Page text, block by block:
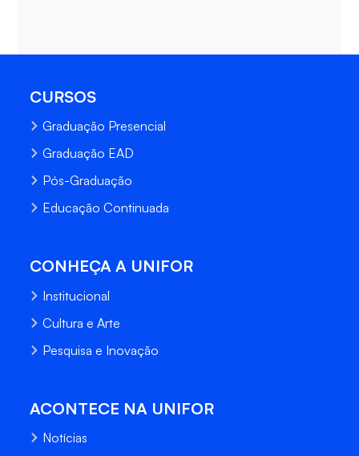
CURSOS
Graduação Presencial
Graduação EAD
Pós-Graduação
Educação Continuada
CONHEÇA A UNIFOR
Institucional
Cultura e Arte
Pesquisa e Inovação
ACONTECE NA UNIFOR
Notícias